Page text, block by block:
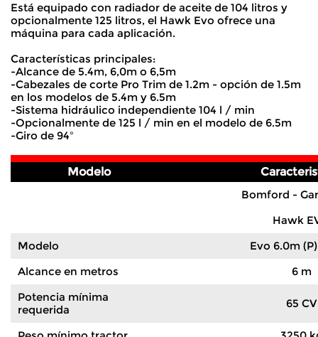
Está equipado con radiador de aceite de 104 litros y
opcionalmente 125 litros, el Hawk Evo ofrece una
máquina para cada aplicación.
Características principales:
-Alcance de 5.4m, 6,0m o 6,5m
-Cabezales de corte Pro Trim de 1.2m - opción de 1.5m
en los modelos de 5.4m y 6.5m
-Sistema hidráulico independiente 104 l / min
-Opcionalmente de 125 l / min en el modelo de 6.5m
-Giro de 94º
Modelo
Bomford -
Hawk
Modelo
Evo 6.0m
Alcance en metros
6 m
Potencia mínima
requerida
65 CV